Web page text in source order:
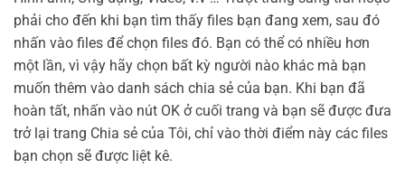
phải cho đến khi bạn tìm thấy files bạn đang xem, sau đó
nhấn vào files để chọn files đó. Bạn có thể có nhiều hơn
một lần, vì vậy hãy chọn bất kỳ người nào khác mà bạn
muốn thêm vào danh sách chia sẻ của bạn. Khi bạn đã
hoàn tất, nhấn vào nút OK ở cuối trang và bạn sẽ được đưa
trở lại trang Chia sẻ của Tôi, chỉ vào thời điểm này các files
bạn chọn sẽ được liệt kê.